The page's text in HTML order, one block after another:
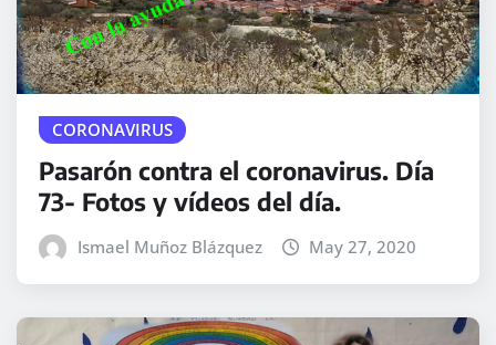
CORONAVIRUS
Pasarón contra el coronavirus. Día
73- Fotos y vídeos del día.
Ismael Muñoz Blázquez May 27, 2020